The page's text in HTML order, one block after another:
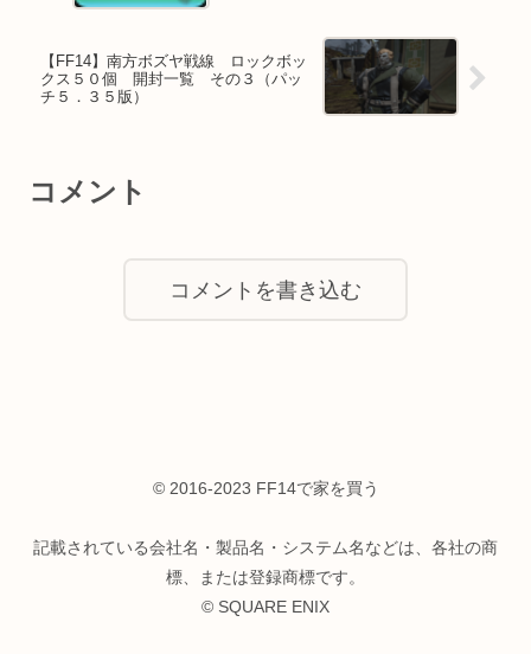
【FF14】南方ボズヤ戦線 ロックボッ
クス５０個 開封一覧 その３（パッ
チ５．３５版）
コメント
コメントを書き込む
© 2016-2023 FF14で家を買う
記載されている会社名・製品名・システム名などは、各社の商
標、または登録商標です。
© SQUARE ENIX